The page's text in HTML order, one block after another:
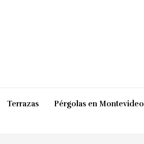
Terrazas Pérgolas en Montevideo